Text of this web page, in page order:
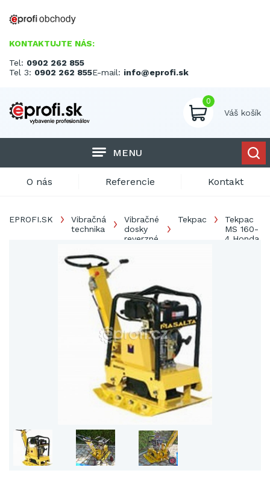
KONTAKTUJTE NÁS:
Tel: 0902 262 855
Tel 3: 0902 262 855E-mail: info@eprofi.sk
0
Váš košík
MENU
O nás Referencie Kontakt
EPROFI.SK
Vibračná
technika
Vibračné
dosky
reverzné
Tekpac
Tekpac
MS 160-
4 Honda